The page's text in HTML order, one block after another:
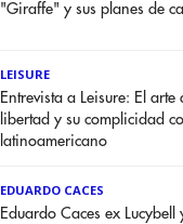
"Giraffe" y sus planes de
LEISURE
Entrevista a Leisure: El
libertad y su complicidad
latinoamericano
EDUARDO CACES
Eduardo Caces ex Lucybell